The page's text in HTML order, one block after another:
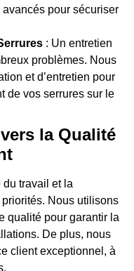
pour sécuriser
: Un entretien
problèmes. Nous
et d’entretien pour
de vos serrures sur le
la Qualité
travail et la
Nous utilisons
qualité pour garantir la
De plus, nous
client exceptionnel, à